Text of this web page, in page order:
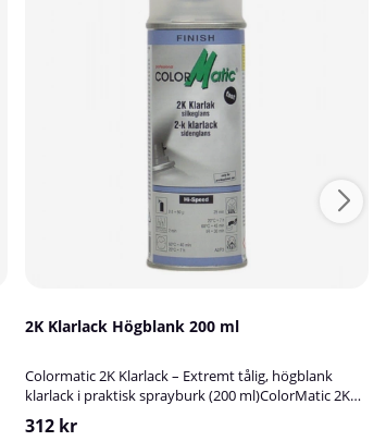
2K Klarlack Högblank 200 ml
Colormatic 2K Klarlack – Extremt tålig, högblank
klarlack i praktisk sprayburk (200 ml)ColorMatic 2K
Klarlack är en högkvalitativ, tvåkomponents klarlack i
sprayform, utvecklad för att ge en mycket slitstark,
312 kr